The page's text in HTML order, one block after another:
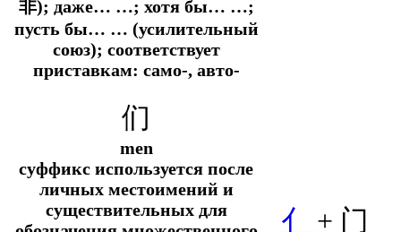
非); даже… …; хотя бы… …;
пусть бы… … (усилительный
союз); соответствует
приставкам: само-, авто-
们
men
суффикс используется после
личных местоимений и
существительных для
亻 + 门